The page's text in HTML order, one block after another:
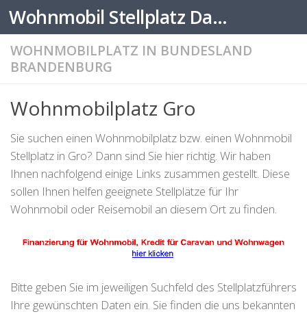
Zum Inhalt springen Wohnmobil Stellplatz Datenbank
WOHNMOBILPLATZ IN BUNDESLAND
BRANDENBURG
Wohnmobilplatz Gro
Sie suchen einen Wohnmobilplatz bzw. einen Wohnmobil
Stellplatz in Gro? Dann sind Sie hier richtig. Wir haben
Ihnen nachfolgend einige Links zusammen gestellt. Diese
sollen Ihnen helfen geeignete Stellplätze für Ihr
Wohnmobil oder Reisemobil an diesem Ort zu finden.
Bitte geben Sie im jeweiligen Suchfeld des Stellplatzführers
Ihre gewünschten Daten ein. Sie finden die uns bekannten